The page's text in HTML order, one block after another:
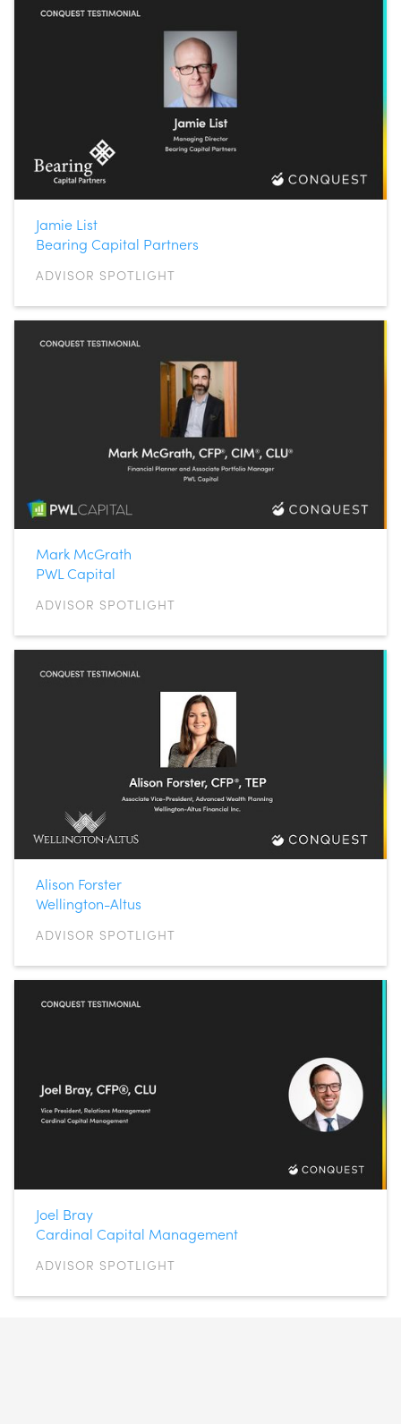
Jamie List
Bearing Capital Partners
ADVISOR SPOTLIGHT
Mark McGrath
PWL Capital
ADVISOR SPOTLIGHT
Alison Forster
Wellington-Altus
ADVISOR SPOTLIGHT
Joel Bray
Cardinal Capital Management
ADVISOR SPOTLIGHT